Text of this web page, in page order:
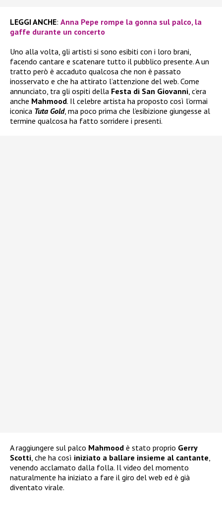
LEGGI ANCHE: Anna Pepe rompe la gonna sul palco, la
gaffe durante un concerto
Uno alla volta, gli artisti si sono esibiti con i loro brani,
facendo cantare e scatenare tutto il pubblico presente. A un
tratto però è accaduto qualcosa che non è passato
inosservato e che ha attirato l’attenzione del web. Come
annunciato, tra gli ospiti della Festa di San Giovanni, c’era
anche Mahmood. Il celebre artista ha proposto così l’ormai
iconica Tuta Gold, ma poco prima che l’esibizione giungesse al
termine qualcosa ha fatto sorridere i presenti.
A raggiungere sul palco Mahmood è stato proprio Gerry
Scotti, che ha così iniziato a ballare insieme al cantante,
venendo acclamato dalla folla. Il video del momento
naturalmente ha iniziato a fare il giro del web ed è già
diventato virale.